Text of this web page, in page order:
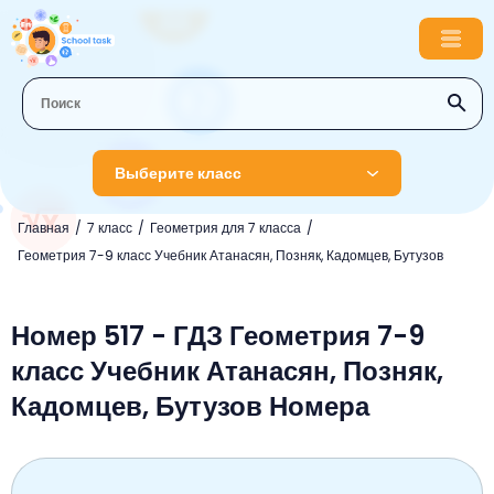
Выберите класс
Главная 7 класс
Геометрия для 7 класса
Геометрия 7-9 класс Учебник Атанасян, Позняк, Кадомцев, Бутузов
1 класс
Русский язык
Литературное чтение
Окружающий мир
Математика
Математика
Английский язык
Информатика
Литературное чтение
3 класс
Музыка
Окружающий мир
4 класс
Английский язык
Номер 517 - ГДЗ Геометрия 7-9
класс Учебник Атанасян, Позняк,
Кадомцев, Бутузов Номера